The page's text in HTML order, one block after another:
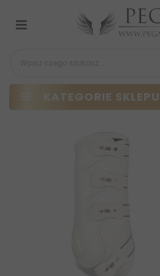
KATEGORIE SKLEPU
Przełącz
nawigacji